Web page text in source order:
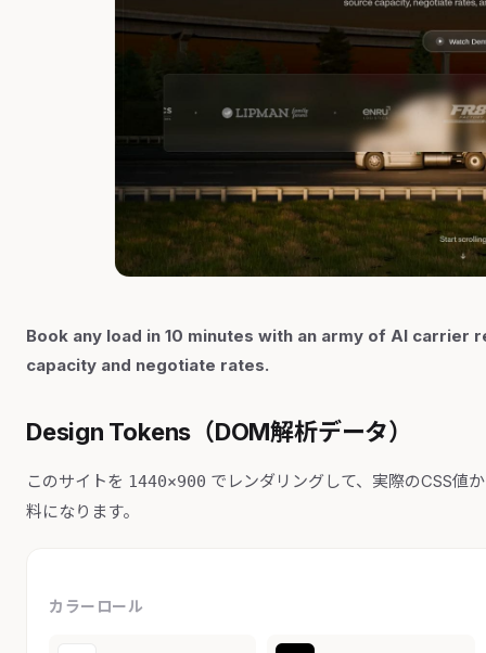
Book any load in 10 minutes with an army of AI
capacity and negotiate rates.
Design Tokens（DOM解析データ）
このサイトを 1440×900 でレンダリングして、実際のCSS値
料になります。
カラーロール